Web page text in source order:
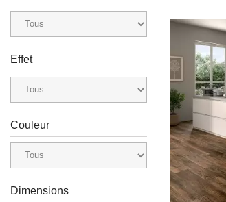
Effet
Couleur
Dimensions